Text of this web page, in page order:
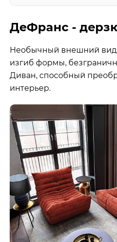
ДеФранс -
Необычный внешний
изгиб формы,
Диван, способный
интерьер.